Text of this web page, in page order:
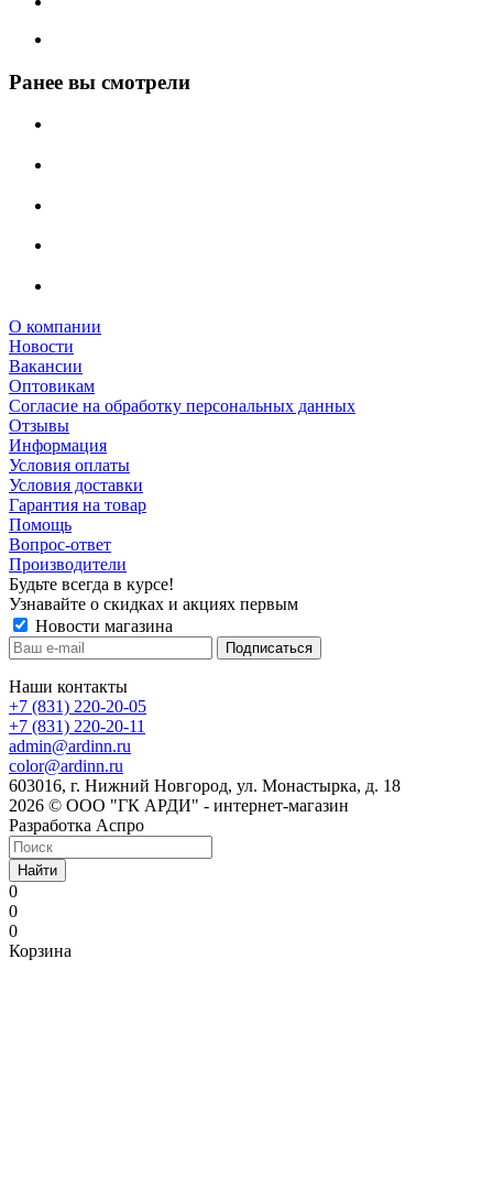
Ранее вы смотрели
О компании
Новости
Вакансии
Оптовикам
Cогласие на обработку персональных данных
Отзывы
Информация
Условия оплаты
Условия доставки
Гарантия на товар
Помощь
Вопрос-ответ
Производители
Будьте всегда в курсе!
Узнавайте о скидках и акциях первым
Новости магазина
Наши контакты
+7 (831) 220-20-05
+7 (831) 220-20-11
admin@ardinn.ru
color@ardinn.ru
603016, г. Нижний Новгород, ул. Монастырка, д. 18
2026 © ООО "ГК АРДИ" - интернет-магазин
Разработка Аспро
Найти
0
0
0
Корзина